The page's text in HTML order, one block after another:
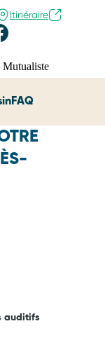
Itinéraire
FAQ
auditifs